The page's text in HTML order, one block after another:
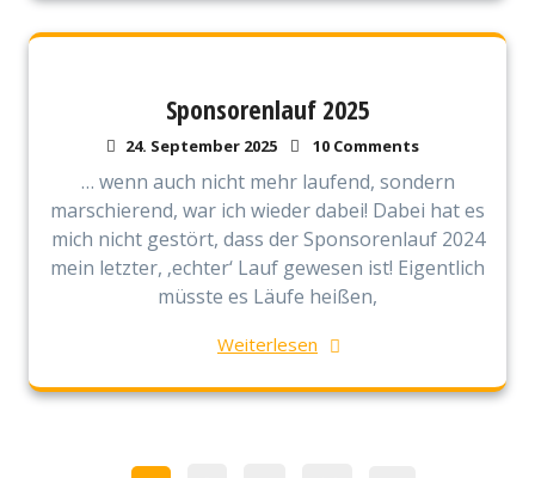
Sponsorenlauf 2025
24. September 2025 10 Comments
… wenn auch nicht mehr laufend, sondern
marschierend, war ich wieder dabei! Dabei hat es
mich nicht gestört, dass der Sponsorenlauf 2024
mein letzter, ‚echter‘ Lauf gewesen ist! Eigentlich
müsste es Läufe heißen,
Weiterlesen